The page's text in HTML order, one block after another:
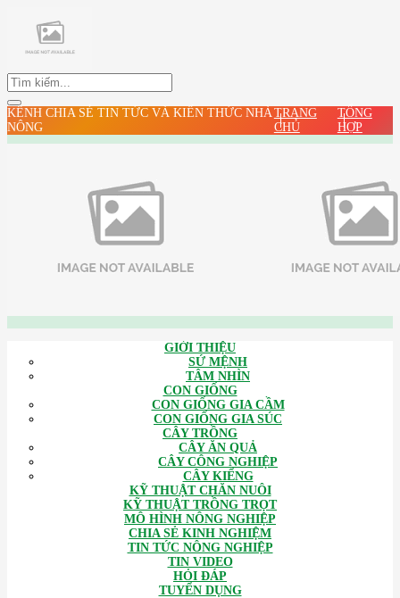
KÊNH CHIA SẺ TIN TỨC VÀ KIẾN THỨC NHÀ
NÔNG
TRANG
CHỦ
TỔNG
HỢP
GIỚI THIỆU
SỨ MỆNH
TÂM NHÌN
CON GIỐNG
CON GIỐNG GIA CẦM
CON GIỐNG GIA SÚC
CÂY TRỒNG
CÂY ĂN QUẢ
CÂY CÔNG NGHIỆP
CÂY KIỂNG
KỸ THUẬT CHĂN NUÔI
KỸ THUẬT TRỒNG TRỌT
MÔ HÌNH NÔNG NGHIỆP
CHIA SẺ KINH NGHIỆM
TIN TỨC NÔNG NGHIỆP
TIN VIDEO
HỎI ĐÁP
TUYỂN DỤNG